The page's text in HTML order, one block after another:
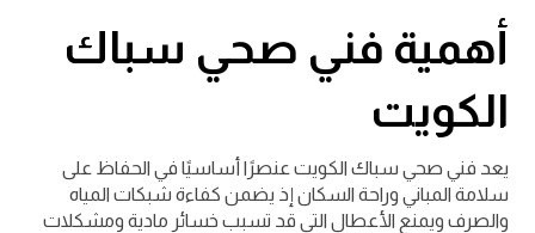
أهمية فني صحي سباك
الكويت
يعد فني صحي سباك الكويت عنصرًا أساسيًا في الحفاظ على
سلامة المباني وراحة السكان إذ يضمن كفاءة شبكات المياه
والصرف ويمنع الأعطال التي قد تسبب خسائر مادية ومشكلات